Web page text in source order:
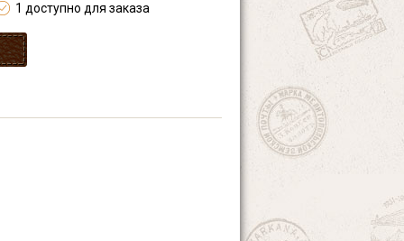
1 доступно для заказа